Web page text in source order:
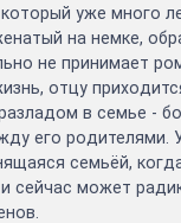
уже много
на немке,
не принимает
отцу
в семье -
его родителями.
семьёй,
сейчас может